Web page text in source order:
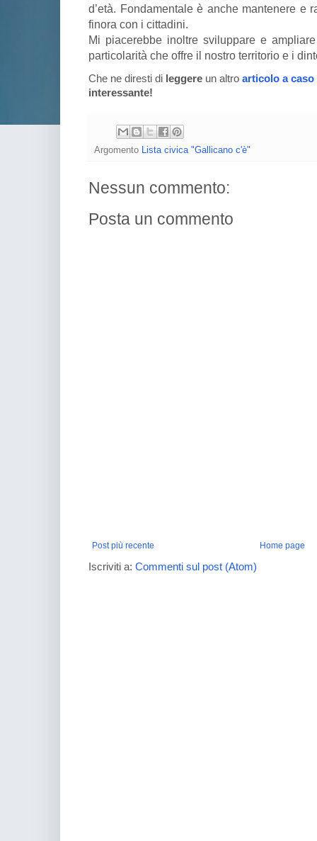
d’età. Fondamentale è anche mantenere e
finora con i cittadini.
Mi piacerebbe inoltre sviluppare e
particolarità che offre il nostro territorio e i
Che ne diresti di leggere un altro articolo a caso
interessante!
Argomento Lista civica "Gallicano c'è"
Nessun commento:
Posta un commento
Post più recente Home page
Iscriviti a: Commenti sul post (Atom)